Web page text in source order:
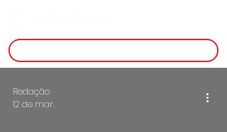
Redação
12 de mar.